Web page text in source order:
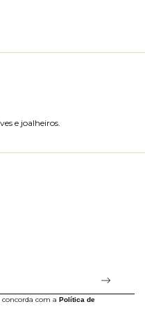
e joalheiros.
com a Política de